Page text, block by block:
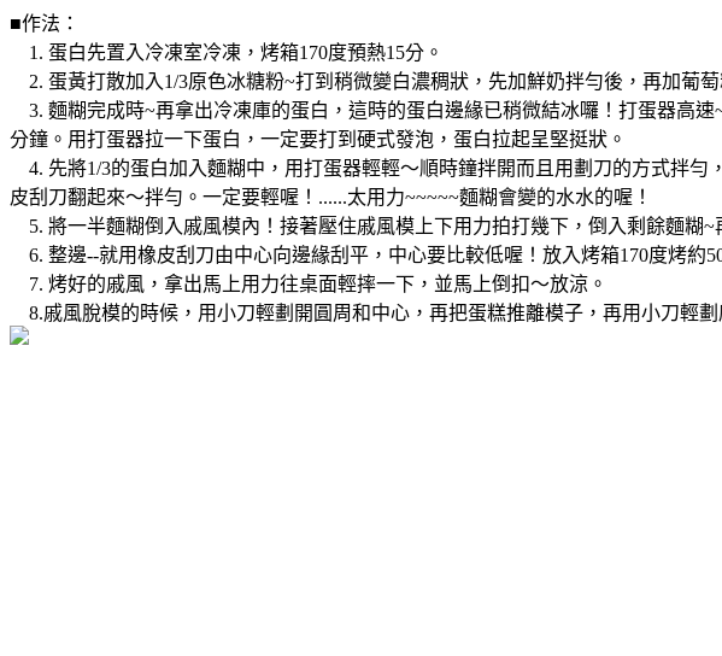
■作法：
1. 蛋白先置入冷凍室冷凍，烤箱170度預熱15分。
2. 蛋黃打散加入1/3原色冰糖粉~打到稍微變白濃稠狀，先加鮮奶拌勻後，再加葡
3. 麵糊完成時~再拿出冷凍庫的蛋白，這時的蛋白邊緣已稍微結冰囉！打蛋器高
分鐘。用打蛋器拉一下蛋白，一定要打到硬式發泡，蛋白拉起呈堅挺狀。
4. 先將1/3的蛋白加入麵糊中，用打蛋器輕輕～順時鐘拌開而且用劃刀的方式拌
皮刮刀翻起來～拌勻。一定要輕喔！......太用力~~~~~麵糊會變的水水的喔！
5. 將一半麵糊倒入戚風模內！接著壓住戚風模上下用力拍打幾下，倒入剩餘麵糊~
6. 整邊--就用橡皮刮刀由中心向邊緣刮平，中心要比較低喔！放入烤箱170度烤約
7. 烤好的戚風，拿出馬上用力往桌面輕摔一下，並馬上倒扣～放涼。
8.戚風脫模的時候，用小刀輕劃開圓周和中心，再把蛋糕推離模子，再用小刀輕劃